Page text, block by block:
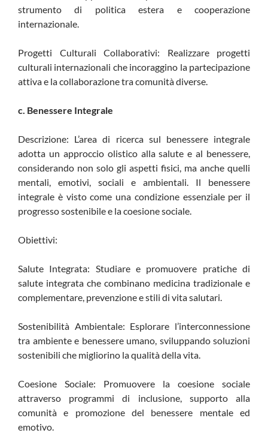
strumento di politica estera e cooperazione
internazionale.
Progetti Culturali Collaborativi: Realizzare progetti
culturali internazionali che incoraggino la partecipazione
attiva e la collaborazione tra comunità diverse.
c. Benessere Integrale
Descrizione: L’area di ricerca sul benessere integrale
adotta un approccio olistico alla salute e al benessere,
considerando non solo gli aspetti fisici, ma anche quelli
mentali, emotivi, sociali e ambientali. Il benessere
integrale è visto come una condizione essenziale per il
progresso sostenibile e la coesione sociale.
Obiettivi:
Salute Integrata: Studiare e promuovere pratiche di
salute integrata che combinano medicina tradizionale e
complementare, prevenzione e stili di vita salutari.
Sostenibilità Ambientale: Esplorare l’interconnessione
tra ambiente e benessere umano, sviluppando soluzioni
sostenibili che migliorino la qualità della vita.
Coesione Sociale: Promuovere la coesione sociale
attraverso programmi di inclusione, supporto alla
comunità e promozione del benessere mentale ed
emotivo.